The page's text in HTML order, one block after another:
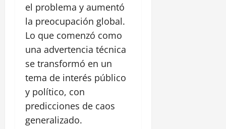
el problema y aumentó
la preocupación global.
Lo que comenzó como
una advertencia técnica
se transformó en un
tema de interés público
y político, con
predicciones de caos
generalizado.